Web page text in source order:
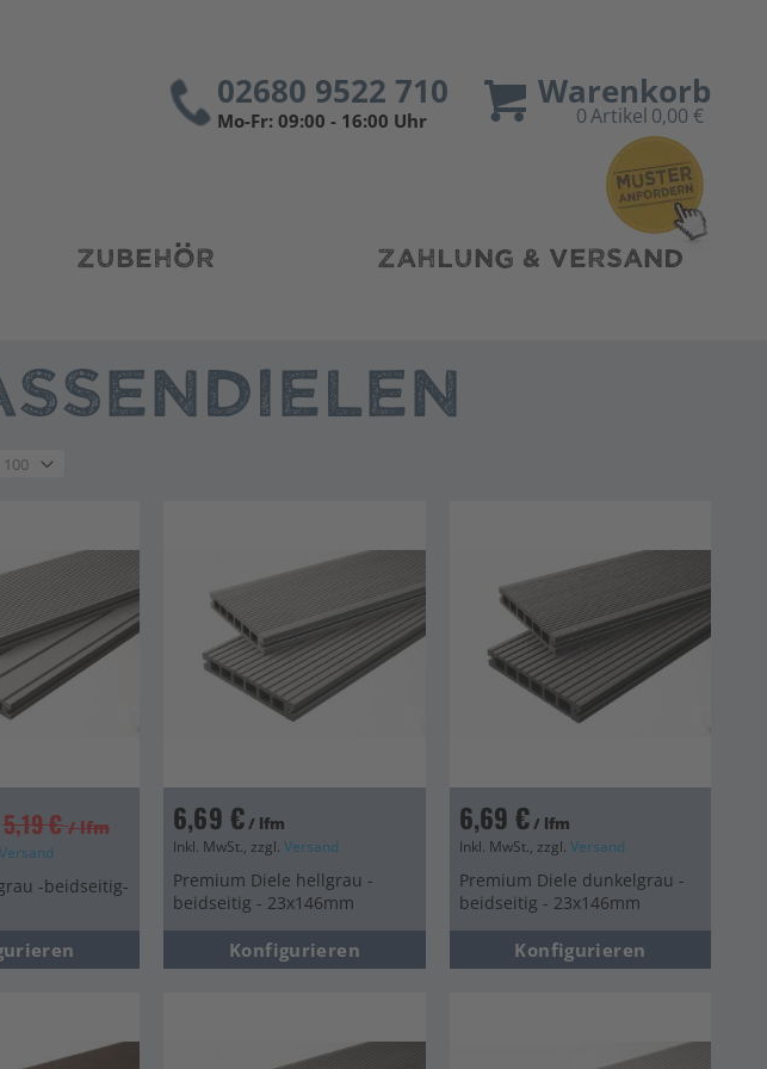
Warenkorb
0Artikel 0,00 €
02680 9522 710
Mo-Fr: 09:00 - 16:00 Uhr
ZUBEHÖR ZAHLUNG & VERSAND
5,19 € / lfm
Versand
-beidseitig-
6,69 €/ lfm
Inkl. MwSt., zzgl.Versand
Premium Diele hellgrau -
beidseitig - 23x146mm
Konfigurieren
6,69 €/ lfm
Inkl. MwSt., zzgl. Versand
Premium Diele dunkelgrau -
beidseitig - 23x146mm
Konfigurieren